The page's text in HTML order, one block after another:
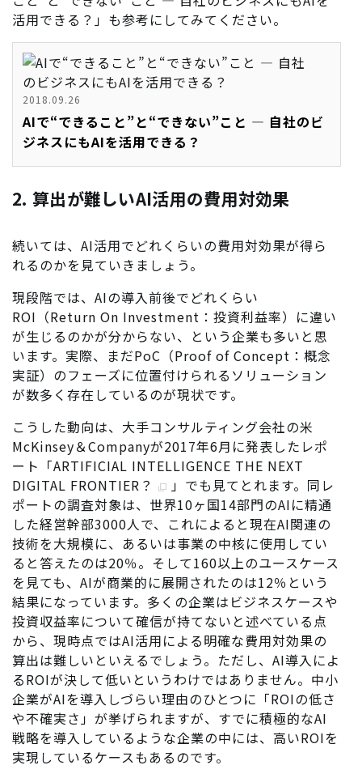
活用できる？ 」も参考にしてみてください。
2018.09.26
AIで“できること”と“できない”こと ― 自社のビ
ジネスにもAIを活用できる？
2. 算出が難しいAI活用の費用対効果
続いては、AI活用でどれくらいの費用対効果が得ら
れるのかを見ていきましょう。
現段階では、AIの導入前後でどれくらい
ROI（Return On Investment：投資利益率）に違い
が生じるのかが分からない、という企業も多いと思
います。実際、まだPoC（Proof of Concept：概念
実証）のフェーズに位置付けられるソリューション
が数多く存在しているのが現状です。
こうした動向は、大手コンサルティング会社の米
McKinsey＆Companyが2017年6月に発表したレポ
ート「ARTIFICIAL INTELLIGENCE THE NEXT
DIGITAL FRONTIER？
」でも見てとれます。同レ
ポートの調査対象は、世界10ヶ国14部門のAIに精通
した経営幹部3000人で、これによると現在AI関連の
技術を大規模に、あるいは事業の中核に使用してい
ると答えたのは20％。そして160以上のユースケース
を見ても、AIが商業的に展開されたのは12％という
結果になっています。多くの企業はビジネスケースや
投資収益率について確信が持てないと述べている点
から、現時点ではAI活用による明確な費用対効果の
算出は難しいといえるでしょう。ただし、AI導入によ
るROIが決して低いというわけではありません。中小
企業がAIを導入しづらい理由のひとつに「ROIの低さ
や不確実さ」が挙げられますが、すでに積極的なAI
戦略を導入しているような企業の中には、高いROIを
実現しているケースもあるのです。